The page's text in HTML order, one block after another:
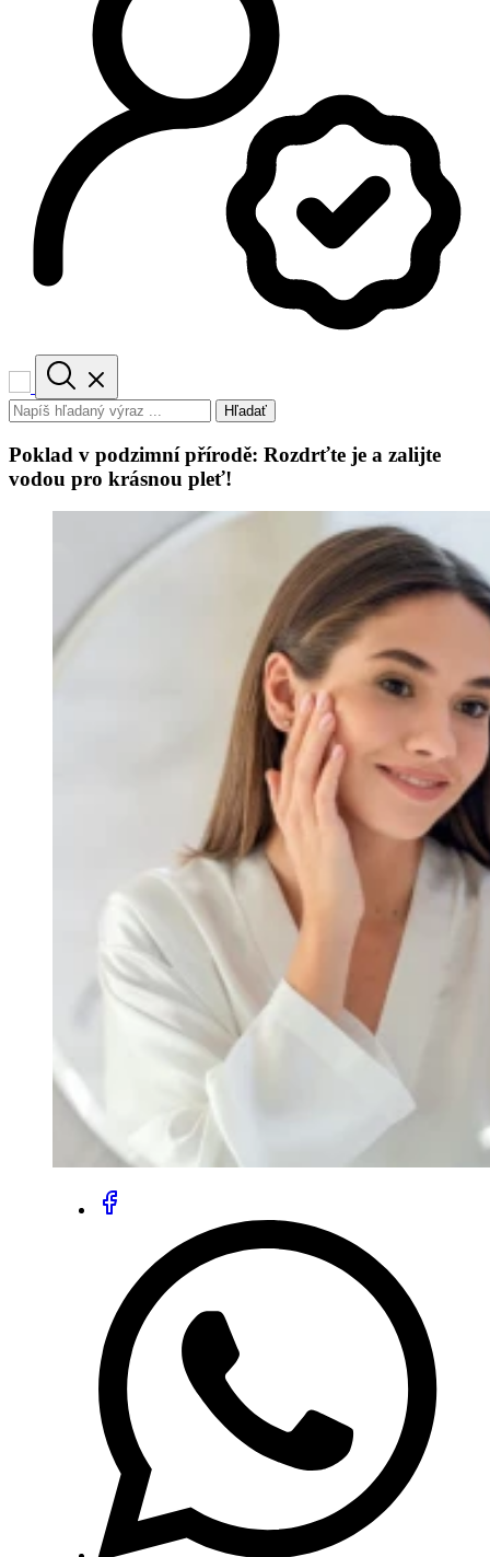
Hľadať
Poklad v podzimní přírodě: Rozdrťte je a zalijte
vodou pro krásnou pleť!